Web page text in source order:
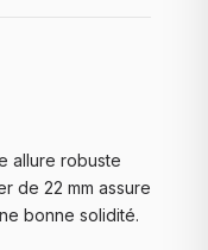
allure robuste
de 22 mm assure
bonne solidité.